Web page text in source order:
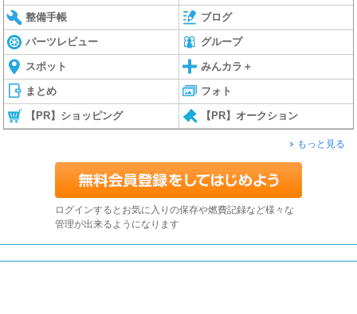
整備手帳 ブログ
パーツレビュー グループ
スポット みんカラ＋
まとめ フォト
【PR】ショッピング 【PR】オークション
もっと見る
ログインするとお気に入りの保存や燃費記録など様々な
管理が出来るようになります